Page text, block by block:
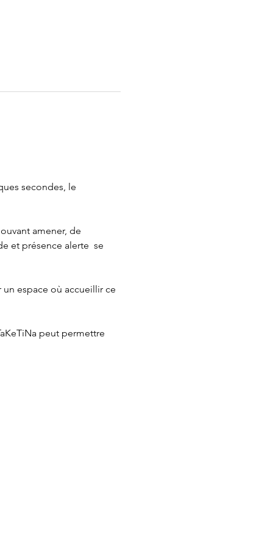
secondes, le
amener, de
et présence alerte  se
espace où accueillir ce
peut permettre